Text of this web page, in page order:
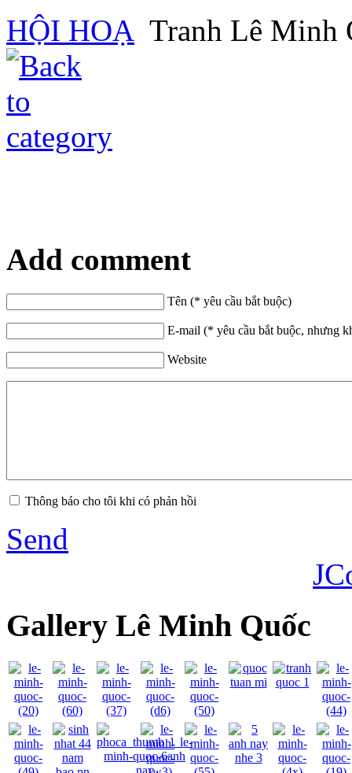
HỘI HOẠ Tranh Lê Minh
Add comment
Tên (* yêu cầu bắt buộc)
E-mail (* yêu cầu bắt buộc, nhưng
Website
Thông báo cho tôi khi có phản hồi
Send
Gallery Lê Minh Quốc